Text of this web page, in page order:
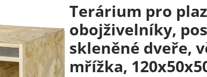
Terárium pro
obojživelníky,
skleněné dveře,
mřížka,